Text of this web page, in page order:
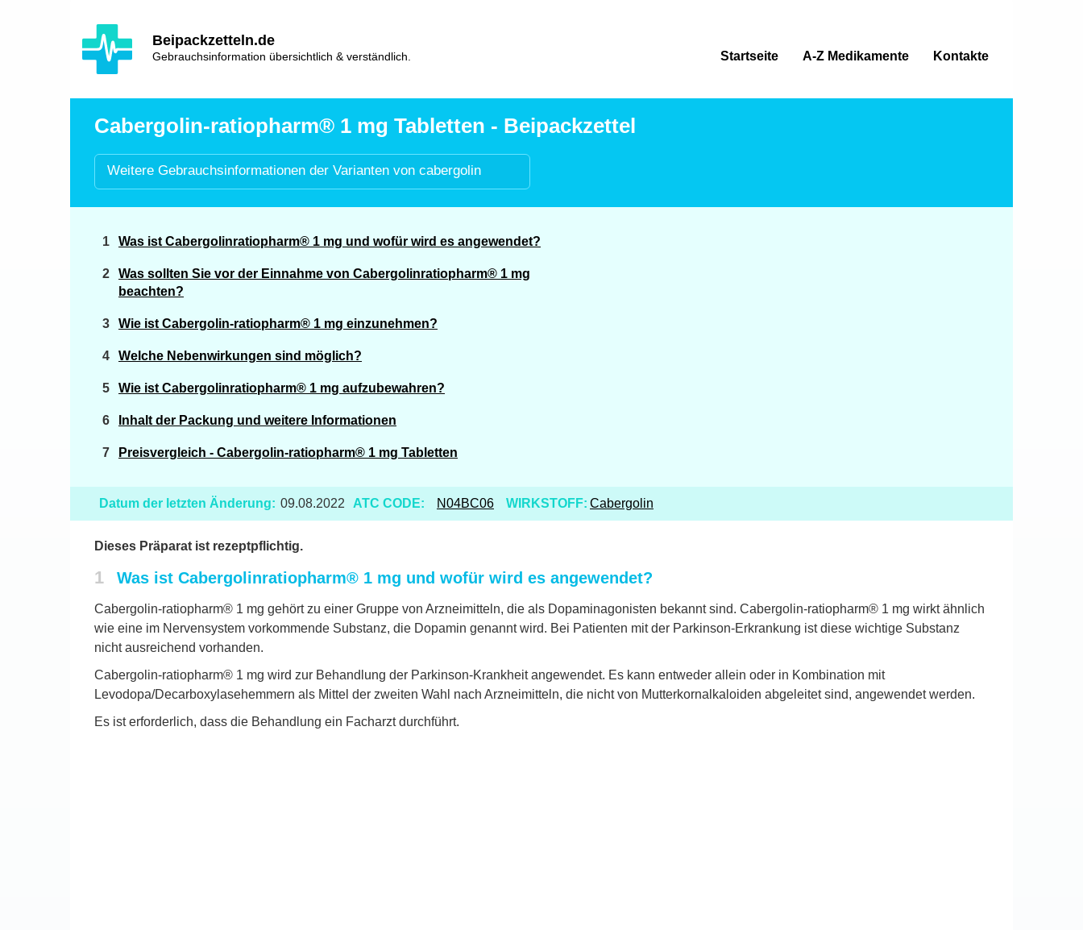
Beipackzetteln.de
Gebrauchsinformation übersichtlich & verständlich.
Hlavní
navigace
Startseite A-Z Medikamente Kontakte
Cabergolin-ratiopharm® 1 mg Tabletten - Beipackzettel
Weitere Gebrauchsinformationen der Varianten von cabergolin
Was ist Cabergolinratiopharm® 1 mg und wofür wird es angewendet?
Was sollten Sie vor der Einnahme von Cabergolinratiopharm® 1 mg
beachten?
Wie ist Cabergolin-ratiopharm® 1 mg einzunehmen?
Welche Nebenwirkungen sind möglich?
Wie ist Cabergolinratiopharm® 1 mg aufzubewahren?
Inhalt der Packung und weitere Informationen
Preisvergleich - Cabergolin-ratiopharm® 1 mg Tabletten
Datum der letzten Änderung: 09.08.2022 ATC CODE: N04BC06 WIRKSTOFF: Cabergolin
Dieses Präparat ist rezeptpflichtig.
1 Was ist Cabergolinratiopharm® 1 mg und wofür wird es angewendet?
Cabergolin-ratiopharm® 1 mg gehört zu einer Gruppe von Arzneimitteln, die als Dopaminagonisten bekannt sind. Cabergolin-ratiopharm® 1 mg wirkt ähnlich
wie eine im Nervensystem vorkommende Substanz, die Dopamin genannt wird. Bei Patienten mit der Parkinson-Erkrankung ist diese wichtige Substanz
nicht ausreichend vorhanden.
Cabergolin-ratiopharm® 1 mg wird zur Behandlung der Parkinson-Krankheit angewendet. Es kann entweder allein oder in Kombination mit
Levodopa/Decarboxylasehemmern als Mittel der zweiten Wahl nach Arzneimitteln, die nicht von Mutterkornalkaloiden abgeleitet sind, angewendet werden.
Es ist erforderlich, dass die Behandlung ein Facharzt durchführt.